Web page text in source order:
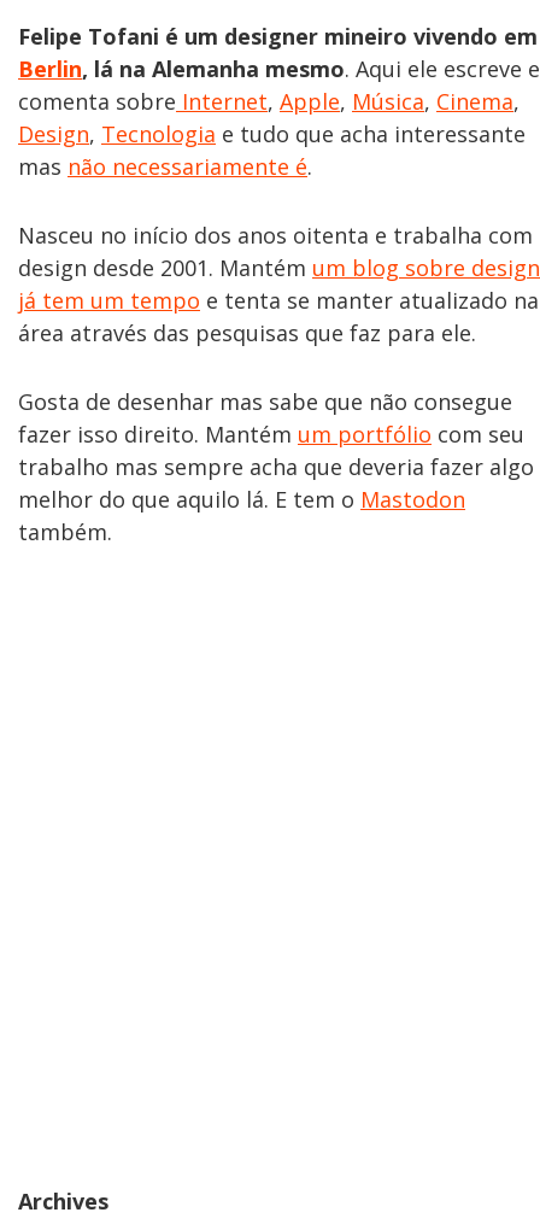
Felipe Tofani é um designer mineiro vivendo em
Berlin, lá na Alemanha mesmo. Aqui ele escreve e
comenta sobre Internet, Apple, Música, Cinema,
Design, Tecnologia e tudo que acha interessante
mas não necessariamente é.
Nasceu no início dos anos oitenta e trabalha com
design desde 2001. Mantém um blog sobre design
já tem um tempo e tenta se manter atualizado na
área através das pesquisas que faz para ele.
Gosta de desenhar mas sabe que não consegue
fazer isso direito. Mantém um portfólio com seu
trabalho mas sempre acha que deveria fazer algo
melhor do que aquilo lá. E tem o Mastodon
também.
Archives